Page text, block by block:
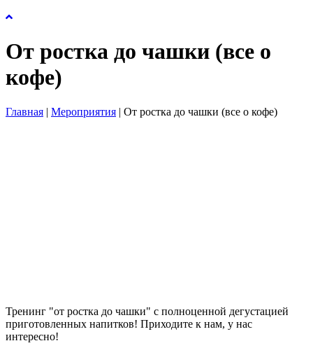
От ростка до чашки (все о
кофе)
Главная | Мероприятия | От ростка до чашки (все о кофе)
Тренинг "от ростка до чашки" с полноценной дегустацией
приготовленных напитков! Приходите к нам, у нас
интересно!